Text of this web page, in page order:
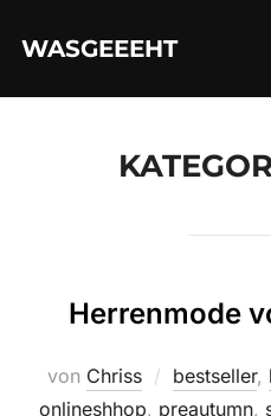
InhaltWASGEEEHT
Herrenmode
von Chriss bestseller,
onlineshhop, preautumn,